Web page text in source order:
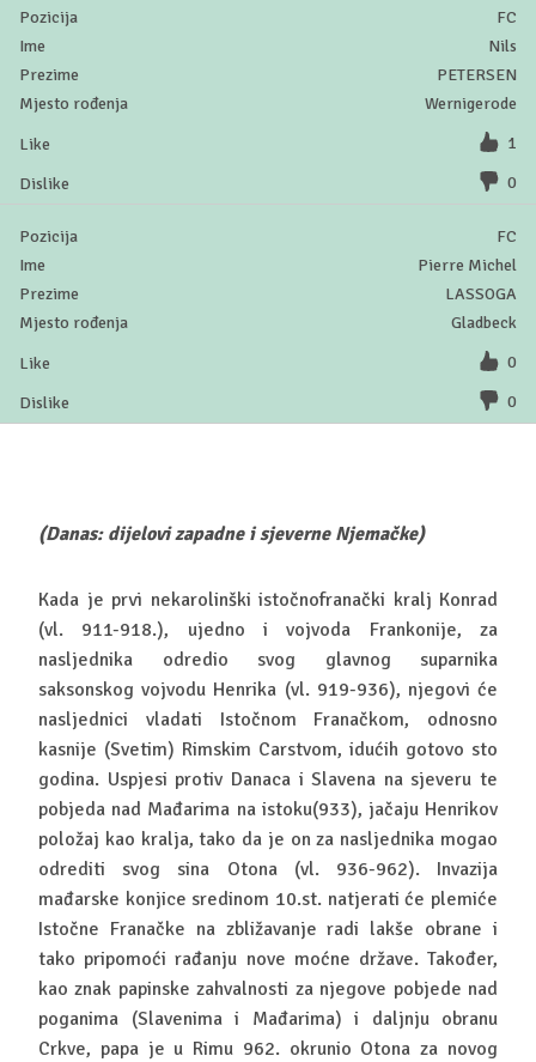
FC
Nils
PETERSEN
Wernigerode
1
0
FC
Pierre Michel
LASSOGA
Gladbeck
0
0
(Danas: dijelovi zapadne i sjeverne Njemačke)
Kada je prvi nekarolinški istočnofranački kralj Konrad
(vl. 911-918.), ujedno i vojvoda Frankonije, za
nasljednika odredio svog glavnog suparnika
saksonskog vojvodu Henrika (vl. 919-936), njegovi će
nasljednici vladati Istočnom Franačkom, odnosno
kasnije (Svetim) Rimskim Carstvom, idućih gotovo sto
godina. Uspjesi protiv Danaca i Slavena na sjeveru te
pobjeda nad Mađarima na istoku(933), jačaju Henrikov
položaj kao kralja, tako da je on za nasljednika mogao
odrediti svog sina Otona (vl. 936-962). Invazija
mađarske konjice sredinom 10.st. natjerati će plemiće
Istočne Franačke na zbližavanje radi lakše obrane i
tako pripomoći rađanju nove moćne države. Također,
kao znak papinske zahvalnosti za njegove pobjede nad
poganima (Slavenima i Mađarima) i daljnju obranu
Crkve, papa je u Rimu 962. okrunio Otona za novog